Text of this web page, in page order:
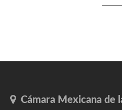
Cámara Mexicana de